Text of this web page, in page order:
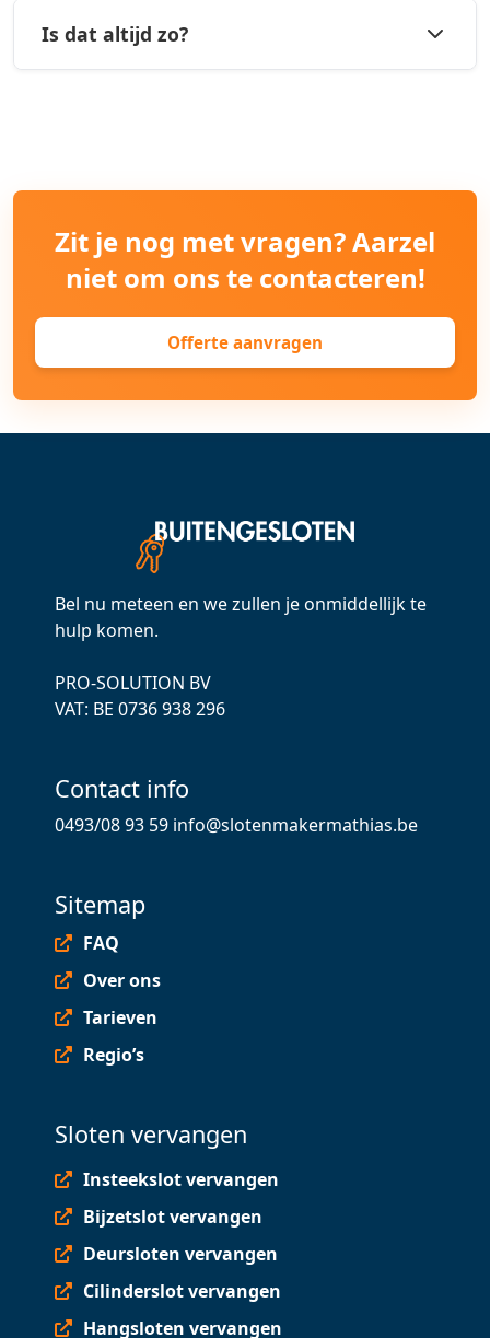
Is dat altijd zo?
Zit je nog met vragen? Aarzel
niet om ons te contacteren!
Offerte aanvragen
Bel nu meteen en we zullen je onmiddellijk te
hulp komen.
PRO-SOLUTION BV
VAT: ВЕ 0736 938 296
Contact info
0493/08 93 59 info@slotenmakermathias.be
Sitemap
FAQ
Over ons
Tarieven
Regio’s
Sloten vervangen
Insteekslot vervangen
Bijzetslot vervangen
Deursloten vervangen
Cilinderslot vervangen
Hangsloten vervangen